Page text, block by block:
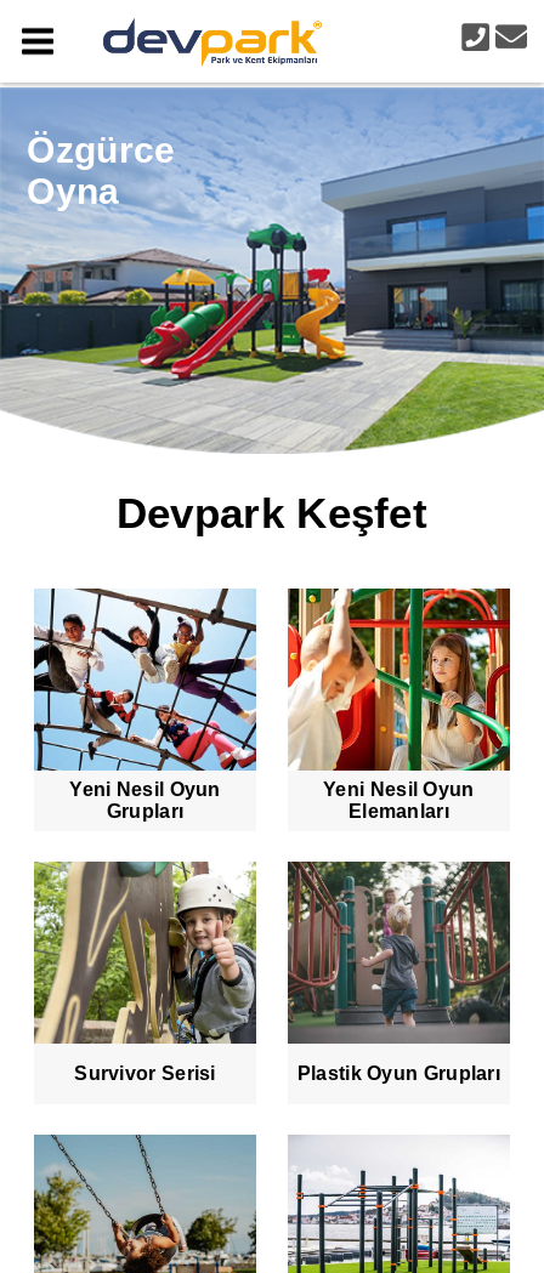
Özgürce
Oyna
Devpark Keşfet
Yeni Nesil Oyun
Grupları
Yeni Nesil Oyun
Elemanları
Survivor Serisi Plastik Oyun Grupları